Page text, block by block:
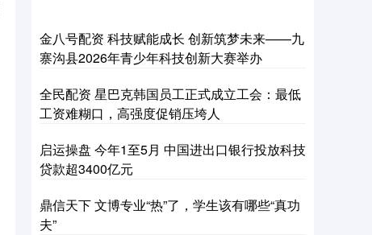
金八号配资 科技赋能成长 创新筑梦未来——九
寨沟县2026年青少年科技创新大赛举办
全民配资 星巴克韩国员工正式成立工会：最低
工资难糊口，高强度促销压垮人
启运操盘 今年1至5月 中国进出口银行投放科技
贷款超3400亿元
鼎信天下 文博专业“热”了，学生该有哪些“真功
夫”